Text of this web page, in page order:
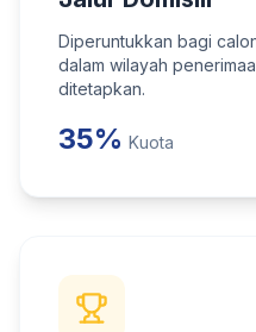
Diperuntukkan bagi
dalam wilayah
ditetapkan.
35% Kuota